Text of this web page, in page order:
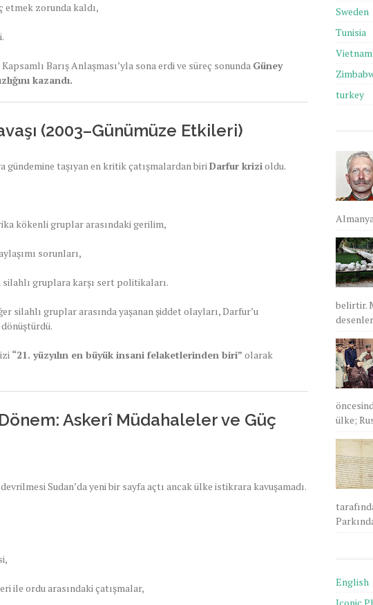
etmek zorunda kaldı,
Barış Anlaşması’yla sona erdi ve süreç sonunda Güney
kazandı.
(2003–Günümüze Etkileri)
gündemine taşıyan en kritik çatışmalardan biriDarfur krizioldu.
kökenli gruplar arasındaki gerilim,
sorunları,
gruplara karşı sert politikaları.
silahlı gruplar arasında yaşanan şiddet olayları, Darfur’u
“21. yüzyılın en büyük insani felaketlerinden biri” olarak
Askerî Müdahaleler ve Güç
Sudan’da yeni bir sayfa açtı ancak ülke istikrara kavuşamadı.
ile ordu arasındaki çatışmalar,
Sweden
Tunisia
Vietnam
turkey
belirtir.
ülke;
English